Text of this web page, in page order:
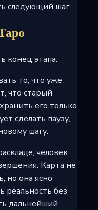
следующий шаг.
конец этапа.
то, что уже
что старый
его только
сделать паузу,
шагу.
человек
Карта не
но она ясно
реальность без
дальнейший